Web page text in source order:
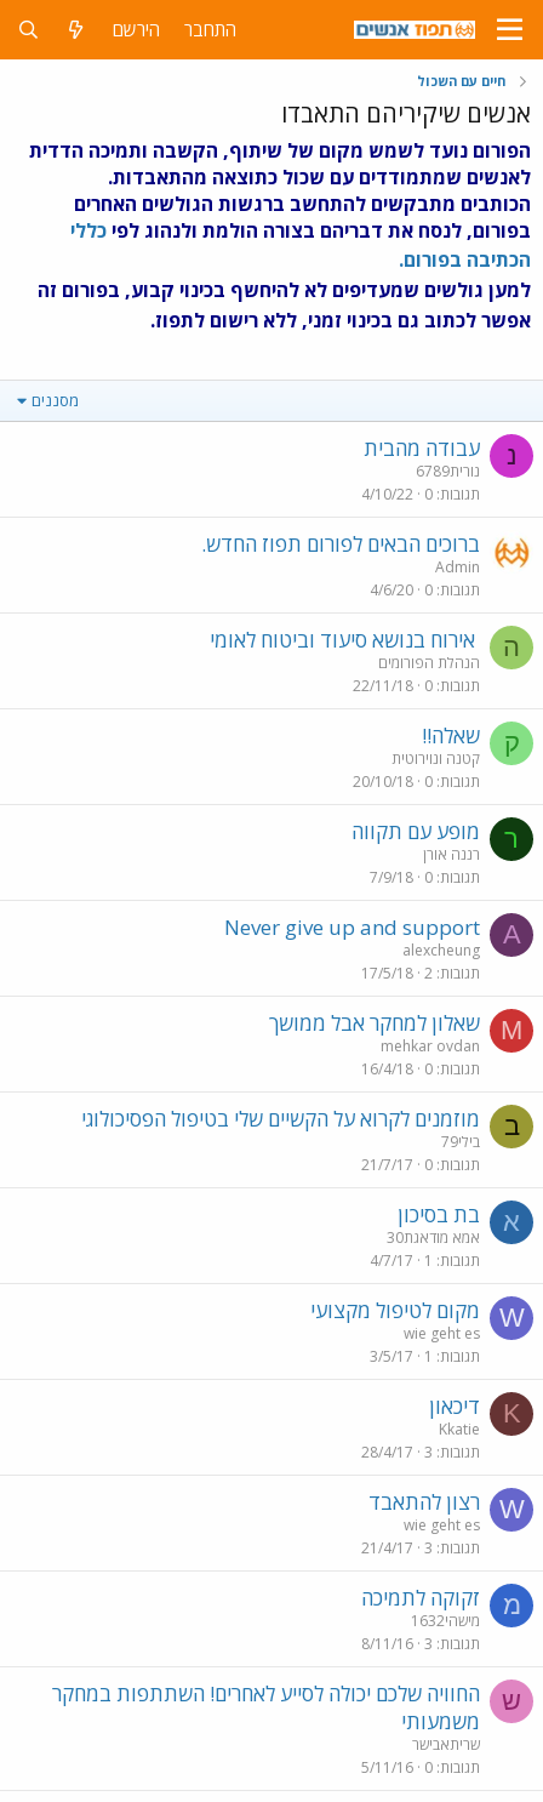
התחבר הירשם
חיים עם השכול
אנשים שיקיריהם התאבדו
הפורום נועד לשמש מקום של שיתוף, הקשבה ותמיכה הדדית
לאנשים שמתמודדים עם שכול כתוצאה מהתאבדות.
הכותבים מתבקשים להתחשב ברגשות הגולשים האחרים
בפורום, לנסח את דבריהם בצורה הולמת ולנהוג לפי כללי
הכתיבה בפורום.
למען גולשים שמעדיפים לא להיחשף בכינוי קבוע, בפורום זה
אפשר לכתוב גם בכינוי זמני, ללא רישום לתפוז.
מסננים
נ עבודה מהבית
נורית6789
תגובות 0
4/10/22
ברוכים הבאים לפורום תפוז החדש.
Admin
תגובות 0
4/6/20
ה אירוח בנושא סיעוד וביטוח לאומי
הנהלת הפורומים
תגובות 0
22/11/18
ק שאלה!!
קטנה ונוירוטית
תגובות 0
20/10/18
ר מופע עם תקווה
רננה אורן
תגובות 0
7/9/18
A
Never give up and support
alexcheung
תגובות 2
17/5/18
M שאלון למחקר אבל ממושך
mehkar ovdan
תגובות 0
16/4/18
ב מוזמנים לקרוא על הקשיים שלי בטיפול הפסיכולוגי
בילי79
תגובות 0
21/7/17
א בת בסיכון
אמא מודאגת30
תגובות 1
4/7/17
W מקום לטיפול מקצועי
wie geht es
תגובות 1
3/5/17
K דיכאון
Kkatie
תגובות 3
28/4/17
W רצון להתאבד
wie geht es
תגובות 3
21/4/17
מ זקוקה לתמיכה
מישהי1632
תגובות 3
8/11/16
ש
החוויה שלכם יכולה לסייע לאחרים! השתתפות במחקר
משמעותי
שריתאבישר
תגובות 0
5/11/16